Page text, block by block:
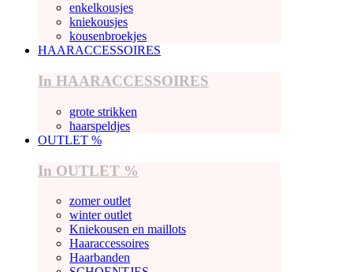
enkelkousjes
kniekousjes
kousenbroekjes
HAARACCESSOIRES
In HAARACCESSOIRES
grote strikken
haarspeldjes
OUTLET %
In OUTLET %
zomer outlet
winter outlet
Kniekousen en maillots
Haaraccessoires
Haarbanden